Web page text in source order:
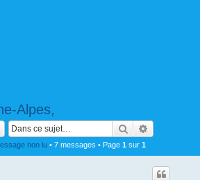
Alpes,
Rechercher
non lu• 7 messages • Page 1sur 1